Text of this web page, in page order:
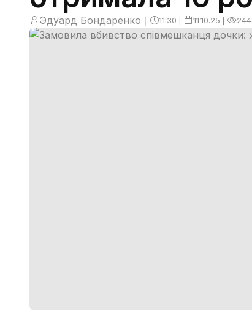
Эдуард Бондаренко ❘ 11:30 ❘ 11.10.25 ❘